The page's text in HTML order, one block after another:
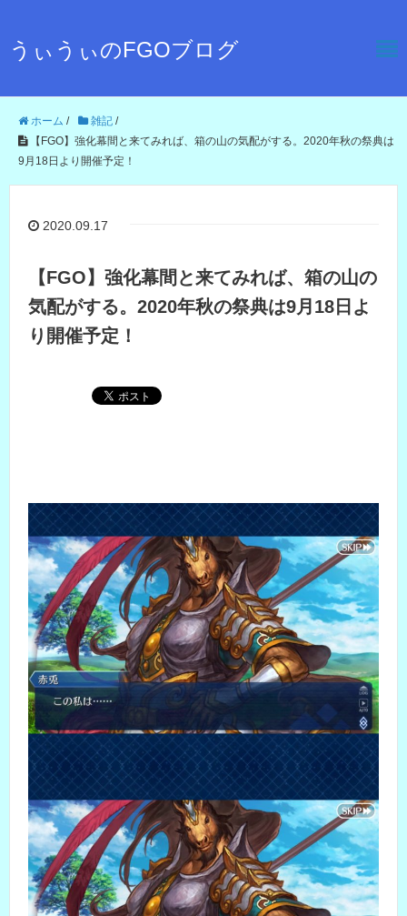
うぃうぃのFGOブログ
ホーム / 雑記 /
【FGO】強化幕間と来てみれば、箱の山の気配がする。2020年秋の祭典は
9月18日より開催予定！
2020.09.17
【FGO】強化幕間と来てみれば、箱の山の
気配がする。2020年秋の祭典は9月18日よ
り開催予定！